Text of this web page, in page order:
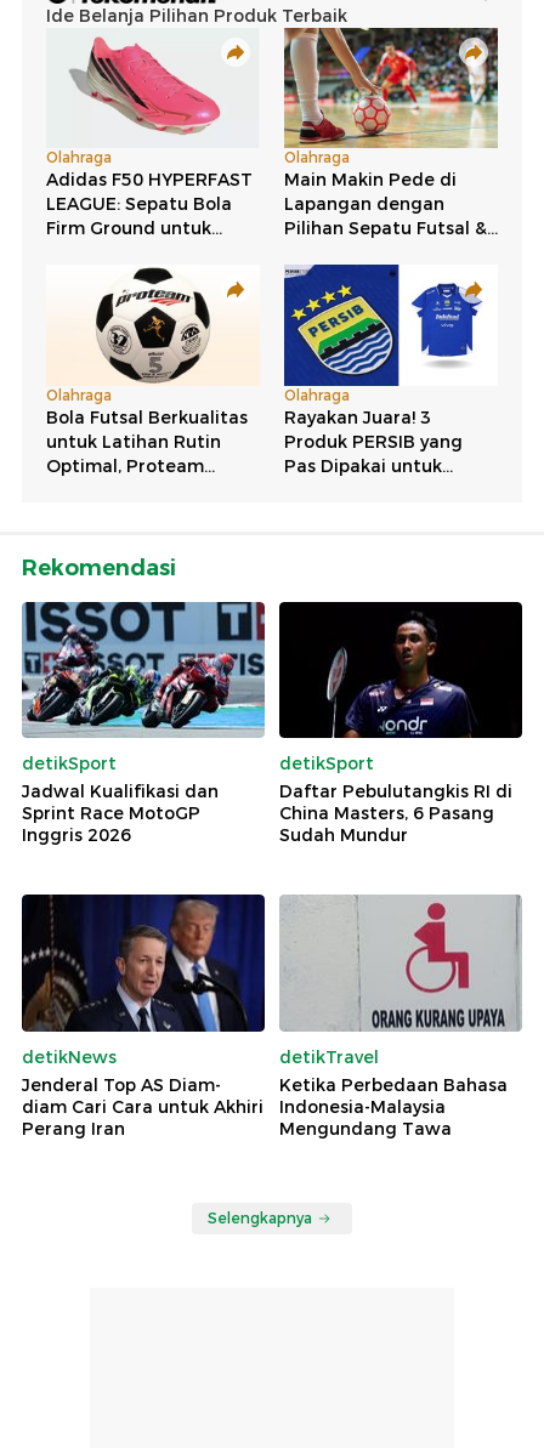
Rekomendasi
detikSport
Jadwal Kualifikasi dan
Sprint Race MotoGP
Inggris 2026
detikSport
Daftar Pebulutangkis RI di
China Masters, 6 Pasang
Sudah Mundur
detikNews
Jenderal Top AS Diam-
diam Cari Cara untuk Akhiri
Perang Iran
detikTravel
Ketika Perbedaan Bahasa
Indonesia-Malaysia
Mengundang Tawa
Selengkapnya